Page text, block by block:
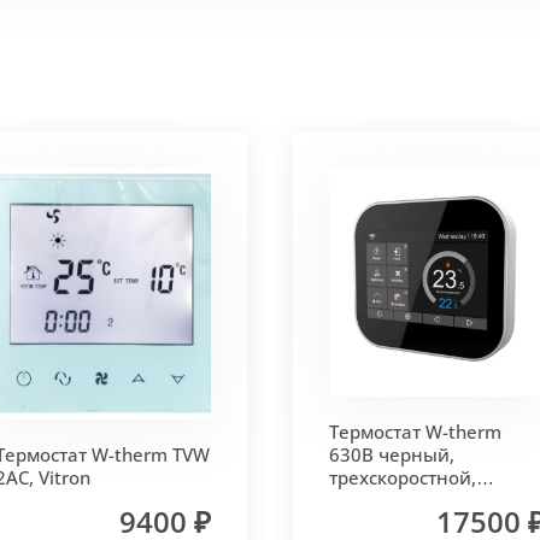
покрытием чёрного цвета.
- золото, бронза, чёрный, серебро (без доплат)
решетки - 13мм.Может быть изменена на 10 или 18
W-therm TVW
Vitron
9400 ₽
Термостат W-therm
630В черный,
трехскоростной,
17500